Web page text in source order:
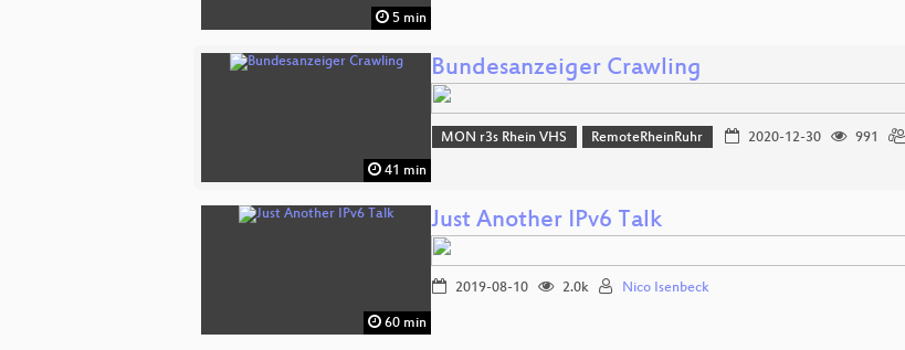
5 min
41 min
Bundesanzeiger Crawling
MON r3s Rhein VHS RemoteRheinRuhr 2020-12-30 991
60 min
Just Another IPv6 Talk
2019-08-10 2.0k Nico Isenbeck